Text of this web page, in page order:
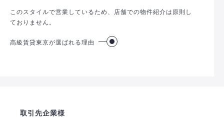
このスタイルで営業しているため、店舗での物件紹介は原則し
ておりません。
高級賃貸東京が選ばれる理由
取引先企業様